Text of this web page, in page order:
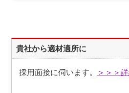
貴社から適材適所に
採用面接に伺います。 ＞＞＞